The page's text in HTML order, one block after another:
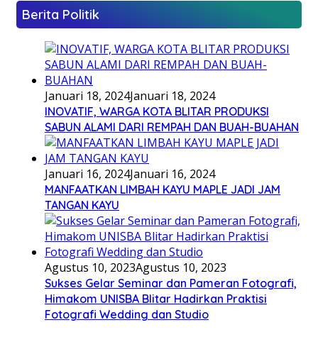
Berita Politik
Januari 18, 2024Januari 18, 2024
INOVATIF, WARGA KOTA BLITAR PRODUKSI
SABUN ALAMI DARI REMPAH DAN BUAH-BUAHAN
Januari 16, 2024Januari 16, 2024
MANFAATKAN LIMBAH KAYU MAPLE JADI JAM
TANGAN KAYU
Agustus 10, 2023Agustus 10, 2023
Sukses Gelar Seminar dan Pameran Fotografi,
Himakom UNISBA Blitar Hadirkan Praktisi
Fotografi Wedding dan Studio